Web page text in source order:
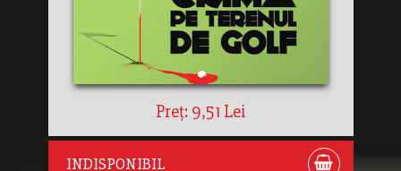
Preț: 9,51 Lei
INDISPONIBIL